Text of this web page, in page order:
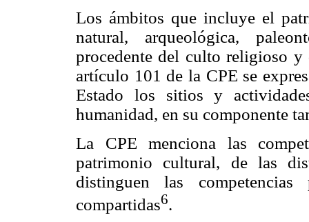
Los ámbitos que incluye el
natural, arqueológica,
procedente del culto religioso
artículo 101 de la CPE se
Estado los sitios y
humanidad, en su componente
La CPE menciona las
patrimonio cultural, de las
distinguen las
compartidas6.